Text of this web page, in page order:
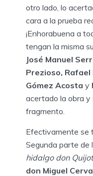
otro lado, lo
cara a la prueba
¡Enhorabuena a
tengan la misma
José Manuel
Prezioso, Rafael
Gómez Acosta y
acertado la obra
fragmento.
Efectivamente se
Segunda parte de
hidalgo don
don Miguel